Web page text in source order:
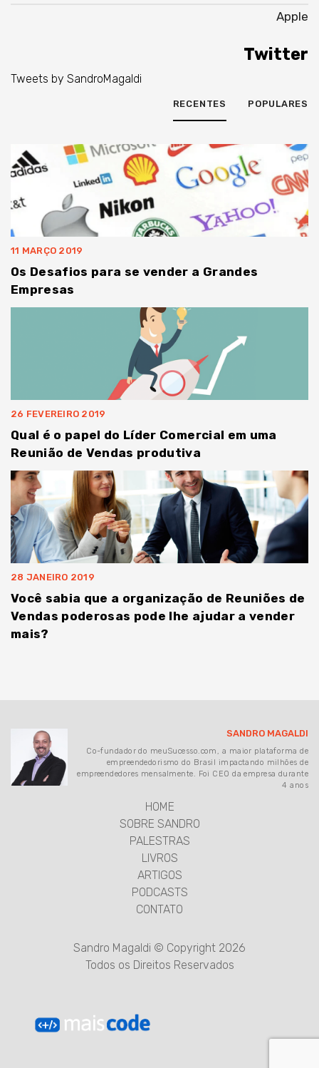
Apple
Twitter
Tweets by SandroMagaldi
POPULARES
RECENTES
11 MARÇO 2019
Os Desafios para se vender a Grandes
Empresas
26 FEVEREIRO 2019
Qual é o papel do Líder Comercial em uma
Reunião de Vendas produtiva
28 JANEIRO 2019
Você sabia que a organização de Reuniões de
Vendas poderosas pode lhe ajudar a vender
mais?
SANDRO MAGALDI
Co-fundador do meuSucesso.com, a maior plataforma de
empreendedorismo do Brasil impactando milhões de
empreendedores mensalmente. Foi CEO da empresa durante
4 anos
HOME
SOBRE SANDRO
PALESTRAS
LIVROS
ARTIGOS
PODCASTS
CONTATO
Sandro Magaldi © Copyright 2026
Todos os Direitos Reservados